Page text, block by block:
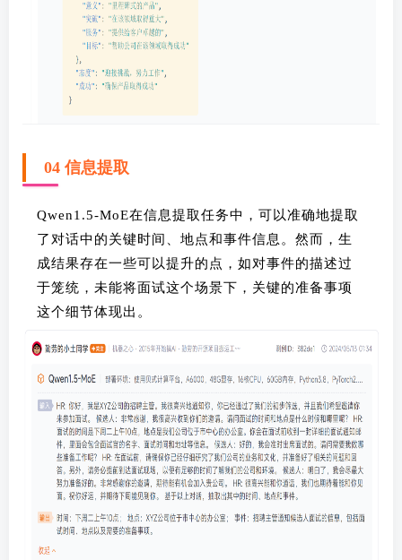
04 信息提取
Qwen1.5-MoE在信息提取任务中，可以准确地提取
了对话中的关键时间、地点和事件信息。然而，生
成结果存在一些可以提升的点，如对事件的描述过
于笼统，未能将面试这个场景下，关键的准备事项
这个细节体现出。